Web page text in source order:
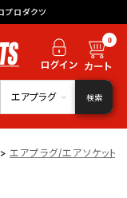
プロダクツ
0
エアプラグ 検索
> エアプラグ/エアソケット